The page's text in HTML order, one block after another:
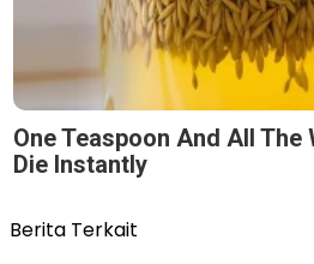
One Teaspoon And All The
Die Instantly
Berita Terkait